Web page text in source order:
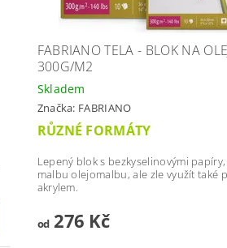
FABRIANO TELA - BLOK NA
300G/M2
Skladem
Značka: FABRIANO
RŮZNÉ FORMÁTY
Lepený blok s bezkyselinovými
malbu olejomalbu, ale zle využít také
akrylem.
od276 Kč